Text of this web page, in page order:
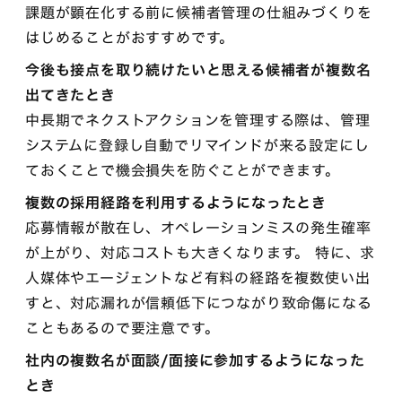
課題が顕在化する前に候補者管理の仕組みづくりを
はじめることがおすすめです。
今後も接点を取り続けたいと思える候補者が複数名
出てきたとき
中長期でネクストアクションを管理する際は、管理
システムに登録し自動でリマインドが来る設定にし
ておくことで機会損失を防ぐことができます。
複数の採用経路を利用するようになったとき
応募情報が散在し、オペレーションミスの発生確率
が上がり、対応コストも大きくなります。 特に、求
人媒体やエージェントなど有料の経路を複数使い出
すと、対応漏れが信頼低下につながり致命傷になる
こともあるので要注意です。
社内の複数名が面談/面接に参加するようになった
とき